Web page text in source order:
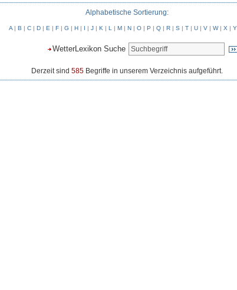
Alphabetische Sortierung:
A| B | C| D| E | F| G | H| I | J| K | L | M| N| O| P | Q| R| S | T| U| V| W| X | Y
WetterLexikon Suche
Derzeit sind 585 Begriffe in unserem Verzeichnis aufgeführt.